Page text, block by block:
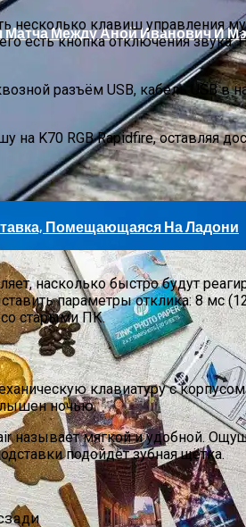
И Экологичность
Помещающаяся На Ладони
Между Аной Иванович И
несколько клавиш управления
есть кнопка отключения
разъём USB, кабель USB
K70 RGB Rapidfire, оставляя
насколько быстро будут
параметры отклика: 8 мс
со старыми ПК.
клавиатуру с
ночью.
называет мягкой и удобной.
подойдёт зубная щётка.